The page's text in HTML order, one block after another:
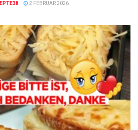
2 FEBRUAR 2026